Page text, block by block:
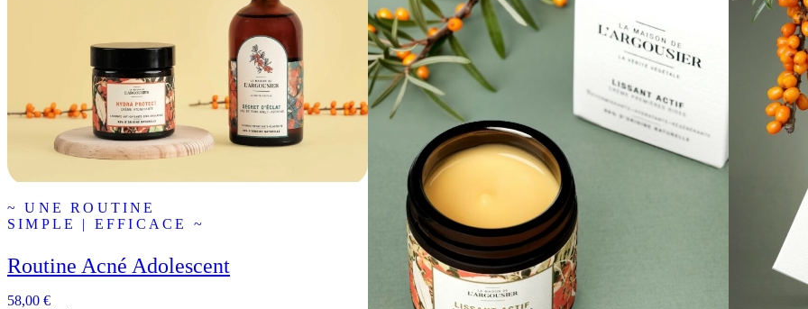
~ UNE ROUTINE
SIMPLE | EFFICACE ~
Routine Acné Adolescent
58,00 €